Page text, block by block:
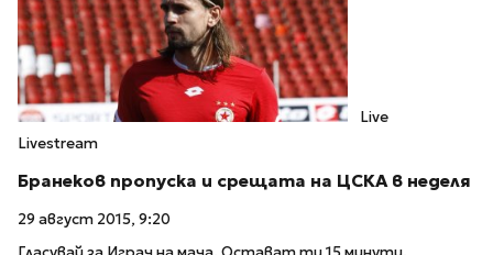
Live
Livestream
Бранеков пропуска и срещата на ЦСКА в неделя
29 август 2015, 9:20